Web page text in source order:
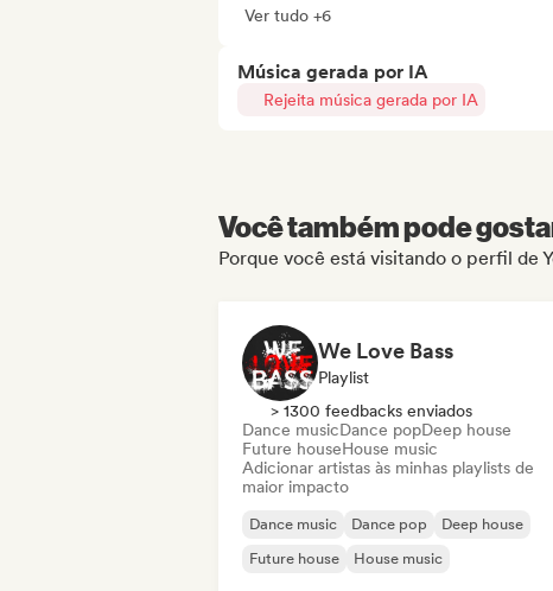
Ver tudo +6
Música gerada por IA
Rejeita música gerada por IA
Você também pode
Porque você está visitando o perfil de
We Love Bass
Playlist
> 1300 feedbacks enviados
Dance musicDance popDeep house
Future houseHouse music
Adicionar artistas às minhas playlists de
maior impacto
Dance music Dance pop
Deep house
Future house
House music